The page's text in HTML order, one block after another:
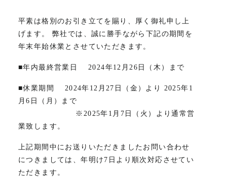
平素は格別のお引き立てを賜り、厚く御礼申し上
げます。 弊社では、誠に勝手ながら下記の期間を
年末年始休業とさせていただきます。
■年内最終営業日 2024年12月26日（木）まで
■休業期間 2024年12月27日（金）より 2025年1
月6日（月）まで
※2025年1月7日（火）より通常営
業致します。
上記期間中にお送りいただきましたお問い合わせ
につきましては、年明け7日より順次対応させてい
ただきます。